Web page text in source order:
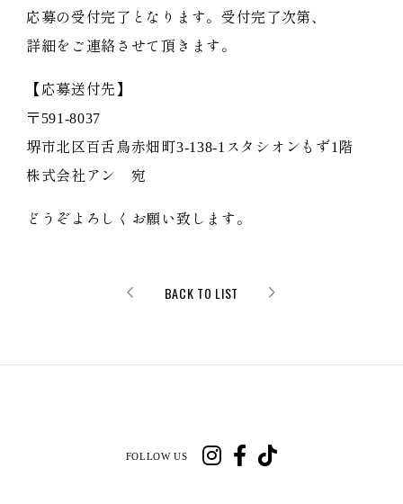
応募の受付完了となります。受付完了次第、
詳細をご連絡させて頂きます。
【応募送付先】
〒591-8037
堺市北区百舌鳥赤畑町3-138-1スタシオンもず1階
株式会社アン 宛
どうぞよろしくお願い致します。
BACK TO LIST
FOLLOW US